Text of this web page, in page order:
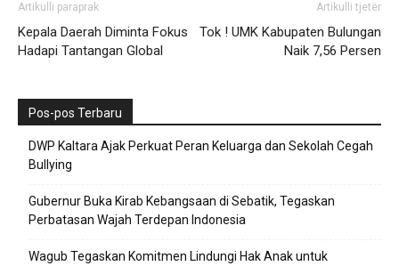
Artikulli paraprak
Kepala Daerah Diminta Fokus
Hadapi Tantangan Global
Artikulli tjetër
Tok ! UMK Kabupaten Bulungan
Naik 7,56 Persen
Pos-pos Terbaru
DWP Kaltara Ajak Perkuat Peran Keluarga dan Sekolah Cegah
Bullying
Gubernur Buka Kirab Kebangsaan di Sebatik, Tegaskan
Perbatasan Wajah Terdepan Indonesia
Wagub Tegaskan Komitmen Lindungi Hak Anak untuk